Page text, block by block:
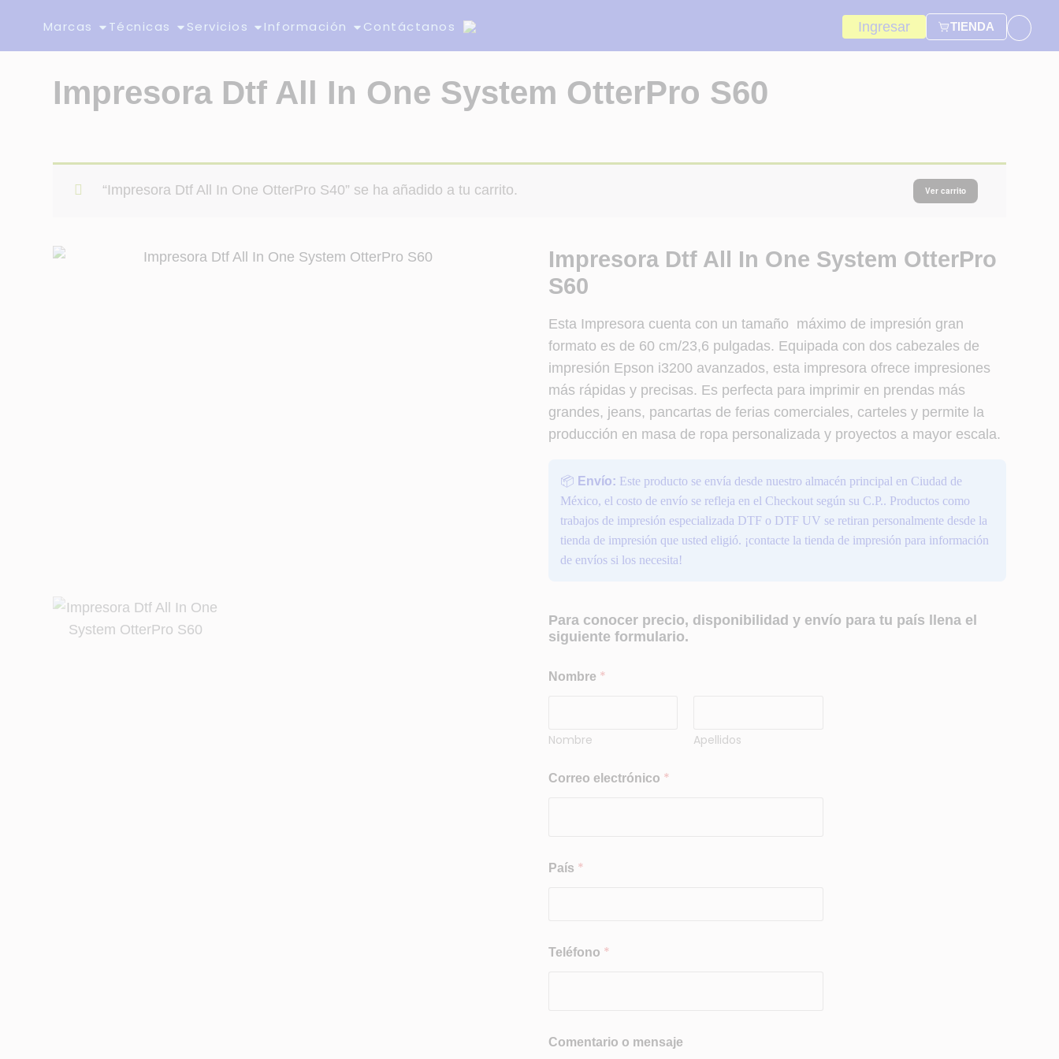
Marcas Técnicas Servicios Información Contáctanos Ingresar TIENDA
Impresora Dtf All In One System OtterPro S60
“Impresora Dtf All In One OtterPro S40” se ha añadido a tu carrito. Ver carrito
Impresora Dtf All In One System OtterPro
S60
Esta Impresora cuenta con un tamaño máximo de impresión gran
formato es de 60 cm/23,6 pulgadas. Equipada con dos cabezales de
impresión Epson i3200 avanzados, esta impresora ofrece impresiones
más rápidas y precisas. Es perfecta para imprimir en prendas más
grandes, jeans, pancartas de ferias comerciales, carteles y permite la
producción en masa de ropa personalizada y proyectos a mayor escala.
📦 Envío: Este producto se envía desde nuestro almacén principal en Ciudad de
México, el costo de envío se refleja en el Checkout según su C.P.. Productos como
trabajos de impresión especializada DTF o DTF UV se retiran personalmente desde la
tienda de impresión que usted eligió. ¡contacte la tienda de impresión para información
de envíos si los necesita!
Para conocer precio, disponibilidad y envío para tu país llena el
siguiente formulario.
Nombre *
Nombre Apellidos
Correo electrónico *
País *
e
o
Teléfono *
Comentario o mensaje